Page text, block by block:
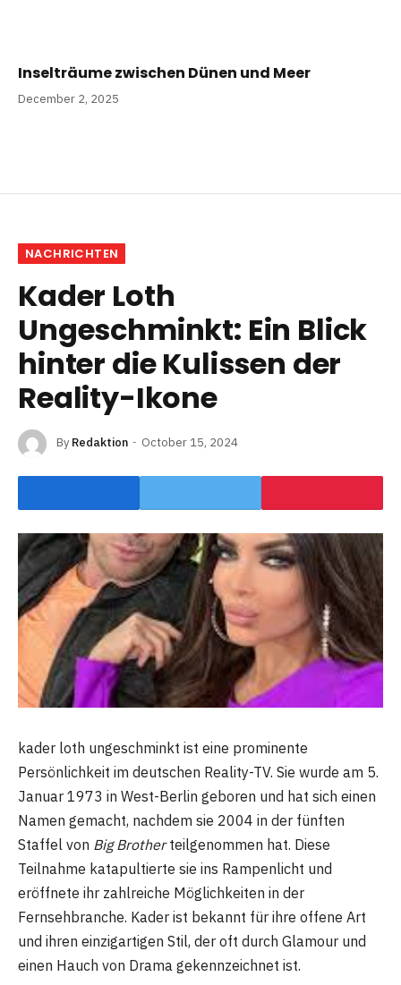
Inselträume zwischen Dünen und Meer
December 2, 2025
NACHRICHTEN
Kader Loth
Ungeschminkt: Ein Blick
hinter die Kulissen der
Reality-Ikone
By Redaktion October 15, 2024
kader loth ungeschminkt ist eine prominente
Persönlichkeit im deutschen Reality-TV. Sie wurde am 5.
Januar 1973 in West-Berlin geboren und hat sich einen
Namen gemacht, nachdem sie 2004 in der fünften
Staffel von Big Brotherteilgenommen hat. Diese
Teilnahme katapultierte sie ins Rampenlicht und
eröffnete ihr zahlreiche Möglichkeiten in der
Fernsehbranche. Kader ist bekannt für ihre offene Art
und ihren einzigartigen Stil, der oft durch Glamour und
einen Hauch von Drama gekennzeichnet ist.